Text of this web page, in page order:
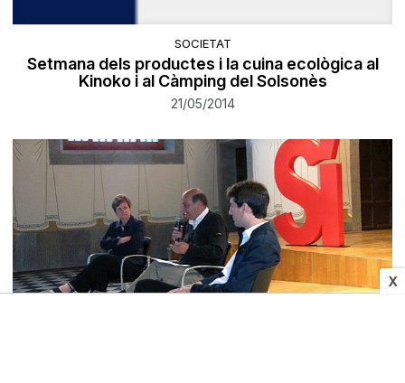
X
SOCIETAT
Setmana dels productes i la cuina ecològica al
Kinoko i al Càmping del Solsonès
21/05/2014